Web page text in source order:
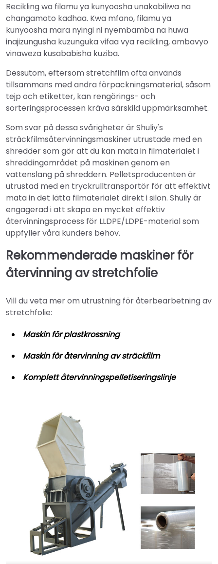
Recikling wa filamu ya kunyoosha unakabiliwa na
changamoto kadhaa. Kwa mfano, filamu ya
kunyoosha mara nyingi ni nyembamba na huwa
inajizungusha kuzunguka vifaa vya recikling, ambavyo
vinaweza kusababisha kuziba.
Dessutom, eftersom stretchfilm ofta används
tillsammans med andra förpackningsmaterial, såsom
tejp och etiketter, kan rengörings- och
sorteringsprocessen kräva särskild uppmärksamhet.
Som svar på dessa svårigheter är Shuliy's
sträckfilmsåtervinningsmaskiner utrustade med en
shredder som gör att du kan mata in filmaterialet i
shreddingområdet på maskinen genom en
vattenslang på shreddern. Pelletsproducenten är
utrustad med en tryckrulltransportör för att effektivt
mata in det lätta filmaterialet direkt i silon. Shuliy är
engagerad i att skapa en mycket effektiv
återvinningsprocess för LLDPE/LDPE-material som
uppfyller våra kunders behov.
Rekommenderade maskiner för
återvinning av stretchfolie
Vill du veta mer om utrustning för återbearbetning av
stretchfolie:
Maskin för plastkrossning
Maskin för återvinning av sträckfilm
Komplett återvinningspelletiseringslinje